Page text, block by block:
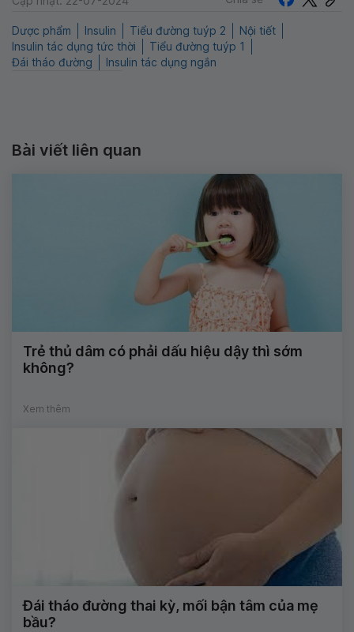
Dược phẩm Insulin Tiểu đường tuýp 2
Nội tiết
Insulin tác dụng tức thời
Tiểu đường tuýp 1
Đái tháo đường
Insulin tác dụng ngắn
Bài viết liên quan
Trẻ thủ dâm có phải dấu hiệu dậy thì sớm
không?
Xem thêm
Đái tháo đường thai kỳ, mối bận tâm của mẹ
bầu?